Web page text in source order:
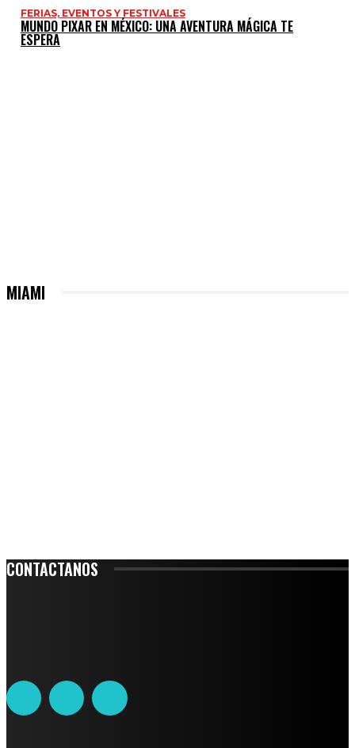
FERIAS, EVENTOS Y FESTIVALES
MUNDO PIXAR EN MÉXICO: UNA AVENTURA MÁGICA TE
ESPERA
MIAMI
CONTACTANOS